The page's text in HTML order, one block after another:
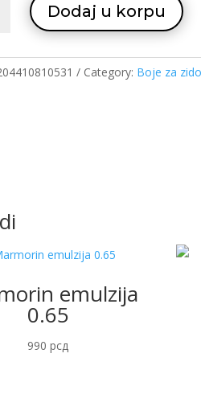
Dodaj u korpu
Category: Boje za
emulzija
0.65
990рсд